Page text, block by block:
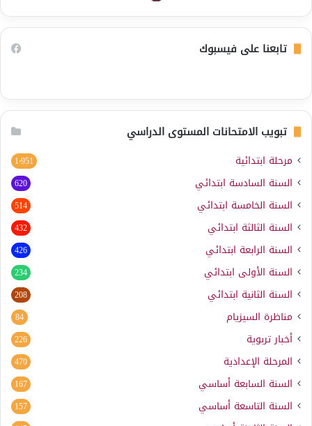
تابعنا على فيسبوك
تبويب الامتحانات المستوى الدراسي
مرحلة ابتدائية 1٬951
السنة السادسة ابتدائي 620
السنة الخامسة ابتدائي 514
السنة الثالثة ابتدائي 432
السنة الرابعة ابتدائي 426
السنة الأولى ابتدائي 234
السنة الثانية ابتدائي 208
مناظرة السيزيام 84
أخبار تربوية 226
المرحلة الإعدادية 470
السنة السابعة أساسي 167
السنة التاسعة أساسي 157